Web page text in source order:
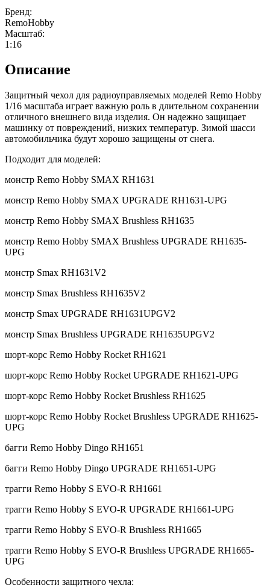
Бренд:
RemoHobby
Масштаб:
1:16
Описание
Защитный чехол для радиоуправляемых моделей Remo Hobby
1/16 масштаба играет важную роль в длительном сохранении
отличного внешнего вида изделия. Он надежно защищает
машинку от повреждений, низких температур. Зимой шасси
автомобильчика будут хорошо защищены от снега.
Подходит для моделей:
монстр Remo Hobby SMAX RH1631
монстр Remo Hobby SMAX UPGRADE RH1631-UPG
монстр Remo Hobby SMAX Brushless RH1635
монстр Remo Hobby SMAX Brushless UPGRADE RH1635-
UPG
монстр Smax RH1631V2
монстр Smax Brushless RH1635V2
монстр Smax UPGRADE RH1631UPGV2
монстр Smax Brushless UPGRADE RH1635UPGV2
шорт-корс Remo Hobby Rocket RH1621
шорт-корс Remo Hobby Rocket UPGRADE RH1621-UPG
шорт-корс Remo Hobby Rocket Brushless RH1625
шорт-корс Remo Hobby Rocket Brushless UPGRADE RH1625-
UPG
багги Remo Hobby Dingo RH1651
багги Remo Hobby Dingo UPGRADE RH1651-UPG
трагги Remo Hobby S EVO-R RH1661
трагги Remo Hobby S EVO-R UPGRADE RH1661-UPG
трагги Remo Hobby S EVO-R Brushless RH1665
трагги Remo Hobby S EVO-R Brushless UPGRADE RH1665-
UPG
Особенности защитного чехла: